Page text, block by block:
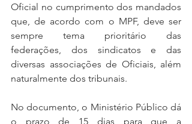
Oficial no cumprimento dos mandados
que, de acordo com o MPF, deve ser
sempre tema prioritário das
federações, dos sindicatos e das
diversas associações de Oficiais, além
naturalmente dos tribunais.
No documento, o Ministério Público dá
o prazo de 15 dias para que a